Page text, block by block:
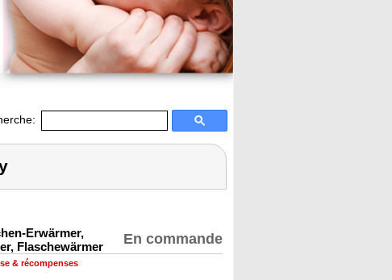
Erwärmer,
Flaschewärmer
En commande
& récompenses